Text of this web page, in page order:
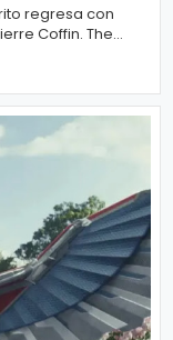
regresa con
Coffin. The